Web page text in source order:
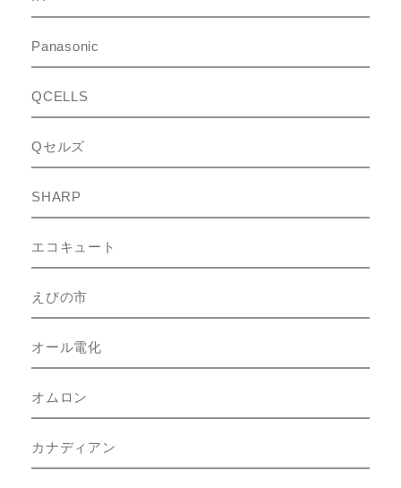
Panasonic
QCELLS
Qセルズ
SHARP
エコキュート
えびの市
オール電化
オムロン
カナディアン